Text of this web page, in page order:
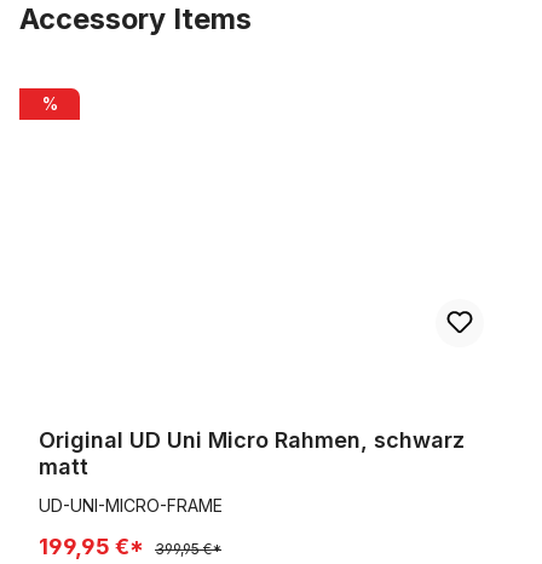
Accessory Items
Original UD Uni Micro Rahmen, schwarz matt
%
Original UD Uni Micro Rahmen, schwarz
matt
UD-UNI-MICRO-FRAME
199,95 €* 399,95 €*